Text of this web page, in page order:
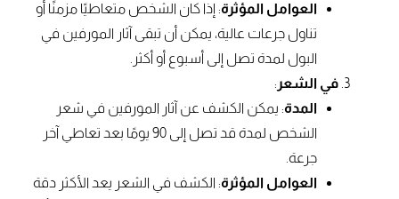
العوامل المؤثرة: إذا كان الشخص متعاطيًا مزمنًا أو
تناول جرعات عالية، يمكن أن تبقى آثار المورفين في
البول لمدة تصل إلى أسبوع أو أكثر.
في الشعر:
المدة: يمكن الكشف عن آثار المورفين في شعر
الشخص لمدة قد تصل إلى 90 يومًا بعد تعاطي آخر
جرعة.
العوامل المؤثرة: الكشف في الشعر يعد الأكثر دقة